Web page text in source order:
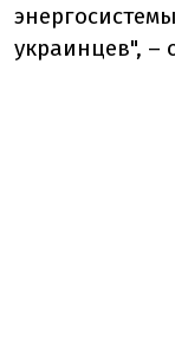
украинцев", –